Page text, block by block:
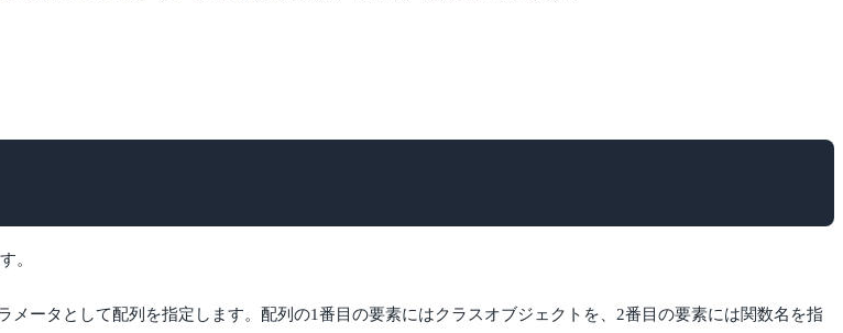
。
ータとして配列を指定します。配列の1番目の要素にはクラスオブジェクトを、2番目の要素には関数名を指